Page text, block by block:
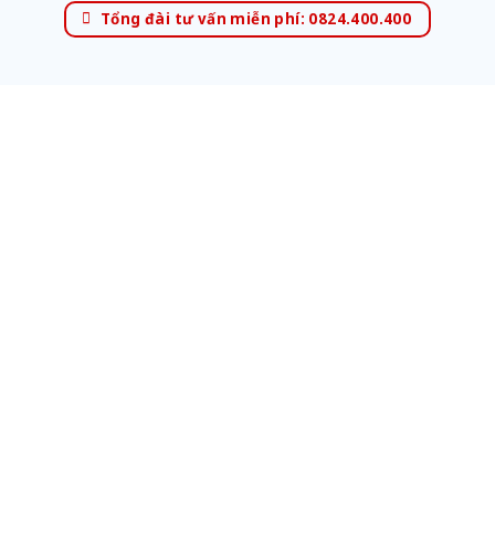
Tổng đài tư vấn miễn phí: 0824.400.400